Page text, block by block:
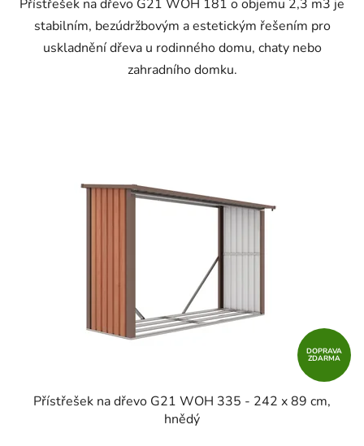
Přístřešek na dřevo G21 WOH 181 o objemu 2,3 m3 je
stabilním, bezúdržbovým a estetickým řešením pro
uskladnění dřeva u rodinného domu, chaty nebo
zahradního domku.
DOPRAVA
ZDARMA
Přístřešek na dřevo G21 WOH 335 - 242 x 89 cm,
hnědý